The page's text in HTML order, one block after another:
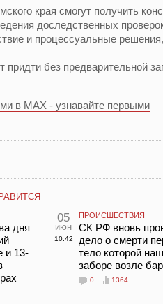
края смогут получить
доследственных
и процессуальные
без предварительной
в MAX - узнавайте первыми
дня
и 13-
05
июн
10:42
ПРОИСШЕСТВИЯ
СК РФ вновь
дело о смерти
тело которой
заборе возле
0 1364